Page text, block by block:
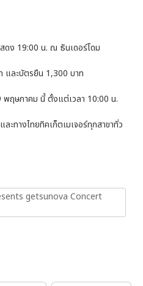
ดง 19:00 น. ณ ธันเดอร์โดม
และบัตรยืน 1,300 บาท
พฤษภาคม นี้ ตั้งแต่เวลา 10:00 น.
ทางไทยทิคเก็ตเมเจอร์ทุกสาขาทั่ว
getsunova Concert